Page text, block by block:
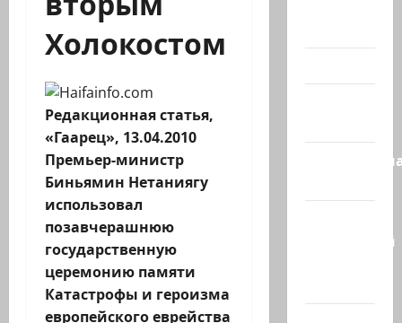
Холокостом
Редакционная статья,
«Гаарец», 13.04.2010
Премьер-министр
Биньямин Нетаниягу
использовал
позавчерашнюю
государственную
церемонию памяти
Катастрофы и героизма
европейского еврейства
Котлярский